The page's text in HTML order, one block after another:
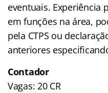
eventuais. Experiência
em funções na área,
pela CTPS ou
anteriores
Contador
Vagas: 20 CR